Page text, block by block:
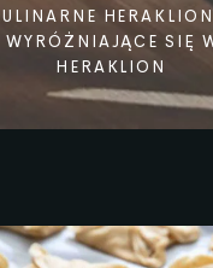
WYRÓŻNIAJĄCE SIĘ
HERAKLION